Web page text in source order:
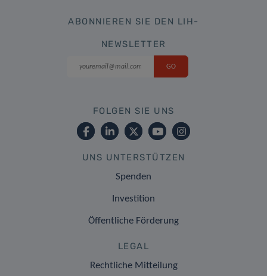
ABONNIEREN SIE DEN LIH-
NEWSLETTER
FOLGEN SIE UNS
UNS UNTERSTÜTZEN
Spenden
Investition
Öffentliche Förderung
LEGAL
Rechtliche Mitteilung